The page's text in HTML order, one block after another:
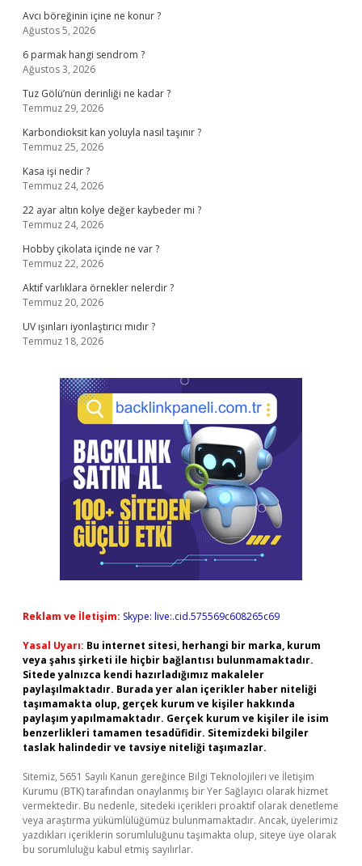
Avcı böreğinin içine ne konur ?
Ağustos 5, 2026
6 parmak hangi sendrom ?
Ağustos 3, 2026
Tuz Gölü’nün derinliği ne kadar ?
Temmuz 29, 2026
Karbondioksit kan yoluyla nasıl taşınır ?
Temmuz 25, 2026
Kasa işi nedir ?
Temmuz 24, 2026
22 ayar altın kolye değer kaybeder mi ?
Temmuz 24, 2026
Hobby çikolata içinde ne var ?
Temmuz 22, 2026
Aktif varlıklara örnekler nelerdir ?
Temmuz 20, 2026
UV ışınları iyonlaştırıcı mıdır ?
Temmuz 18, 2026
Reklam ve İletişim: Skype: live:.cid.575569c608265c69
Yasal Uyarı: Bu internet sitesi, herhangi bir marka, kurum
veya şahıs şirketi ile hiçbir bağlantısı bulunmamaktadır.
Sitede yalnızca kendi hazırladığımız makaleler
paylaşılmaktadır. Burada yer alan içerikler haber niteliği
taşımamakta olup, gerçek kurum ve kişiler hakkında
paylaşım yapılmamaktadır. Gerçek kurum ve kişiler ile isim
benzerlikleri tamamen tesadüfidir. Sitemizdeki bilgiler
taslak halindedir ve tavsiye niteliği taşımazlar.
Sitemiz, 5651 Sayılı Kanun gereğince Bilgi Teknolojileri ve İletişim
Kurumu (BTK) tarafından onaylanmış bir Yer Sağlayıcı olarak hizmet
vermektedir. Bu nedenle, sitedeki içerikleri proaktif olarak denetleme
veya araştırma yükümlülüğümüz bulunmamaktadır. Ancak, üyelerimiz
yazdıkları içeriklerin sorumluluğunu taşımakta olup, siteye üye olarak
bu sorumluluğu kabul etmiş sayılırlar.